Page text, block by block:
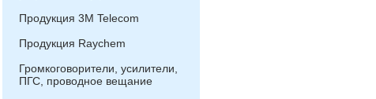
Продукция 3М Telecom
Продукция Raychem
Громкоговорители, усилители,
ПГС, проводное вещание